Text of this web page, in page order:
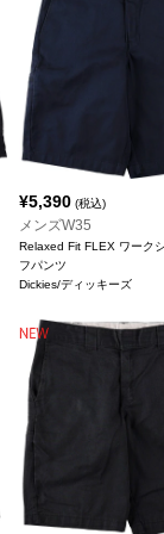
¥5,390 (税込)
メンズW35
Relaxed Fit FLEX ワーク
フパンツ
Dickies/ディッキーズ